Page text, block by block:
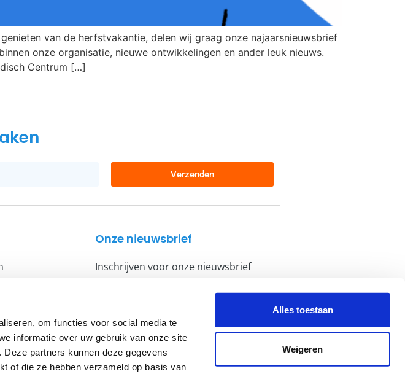
om functies voor social media te
informatie over uw gebruik van onze site
partners kunnen deze gegevens
of die ze hebben verzameld op basis van
Alles toestaan
Weigeren
van de herfstvakantie, delen wij graag onze najaarsnieuwsbrief
onze organisatie, nieuwe ontwikkelingen en ander leuk nieuws.
Centrum […]
Verzenden
Onze nieuwsbrief
Inschrijven voor onze nieuwsbrief